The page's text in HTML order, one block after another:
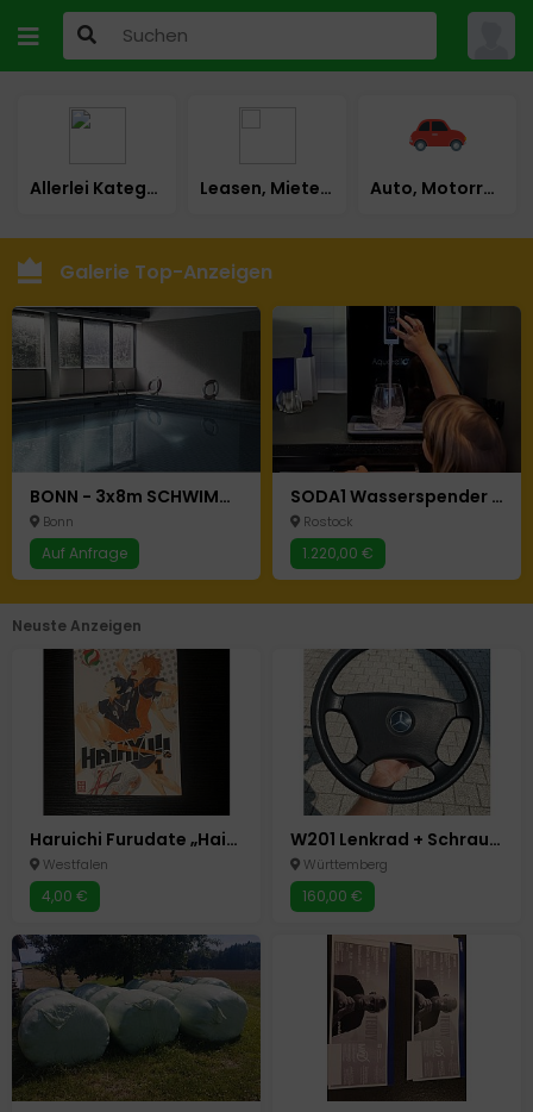
Allerlei Kategorie Leasen, Mieten, Mietkauf Auto, Motorrad & LKW
Galerie Top-Anzeigen
BONN - 3x8m SCHWIMMBAD HALLE SAUNA WELLNESS MASSAGE STUDIO POOL
Bonn
Auf Anfrage
SODA1 Wasserspender – Heiß, Kalt & Sprudelnd mit Integriertem Filter & UV desinfektion
Rostock
1.220,00 €
Neuste Anzeigen
Haruichi Furudate „Haikyu“ Band 1
Westfalen
4,00 €
W201 Lenkrad + Schraube
Württemberg
160,00 €